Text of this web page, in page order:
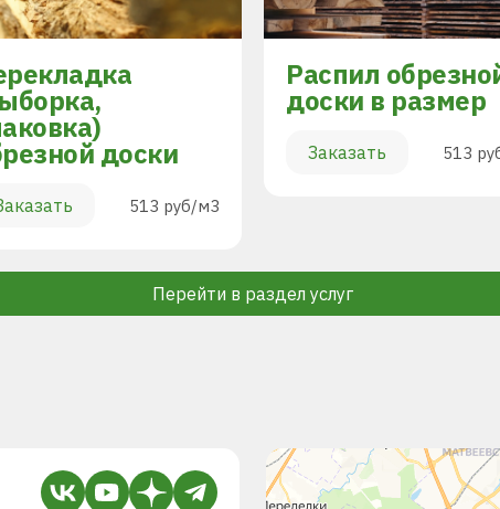
доски
513 руб/м3
Распил
доски в размер
Заказать 513
Перейти в раздел услуг